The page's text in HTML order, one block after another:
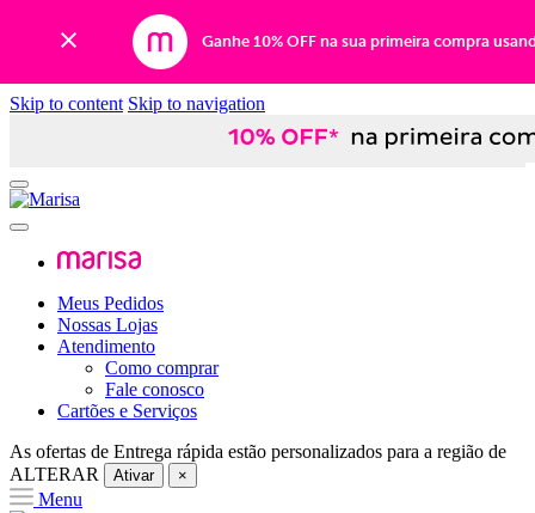
Ganhe 10% OFF na sua primeira compra
Skip to content Skip to navigation
Meus Pedidos
Nossas Lojas
Atendimento
Como comprar
Fale conosco
Cartões e Serviços
As ofertas de Entrega rápida estão personalizados para a região de
ALTERAR
Ativar ×
Menu